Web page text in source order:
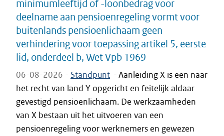
minimumleeftijd of -loonbedrag voor
deelname aan pensioenregeling vormt voor
buitenlands pensioenlichaam geen
verhindering voor toepassing artikel 5, eerste
lid, onderdeel b, Wet Vpb 1969
06-08-2026 - Standpunt -Aanleiding X is een naar
het recht van land Y opgericht en feitelijk aldaar
gevestigd pensioenlichaam. De werkzaamheden
van X bestaan uit het uitvoeren van een
pensioenregeling voor werknemers en gewezen